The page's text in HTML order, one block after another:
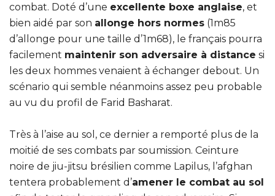
combat. Doté d’une excellente boxe anglaise, et
bien aidé par son allonge hors normes (1m85
d’allonge pour une taille d’1m68), le français pourra
facilement maintenir son adversaire à distance si
les deux hommes venaient à échanger debout. Un
scénario qui semble néanmoins assez peu probable
au vu du profil de Farid Basharat.
Très à l’aise au sol, ce dernier a remporté plus de la
moitié de ses combats par soumission. Ceinture
noire de jiu-jitsu brésilien comme Lapilus, l’afghan
tentera probablement d’amener le combat au sol